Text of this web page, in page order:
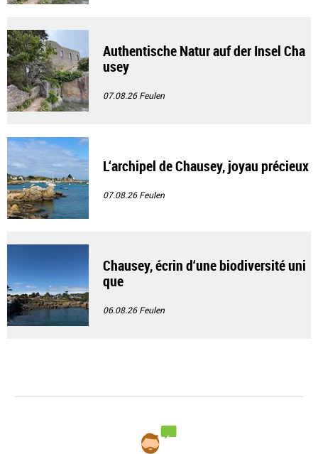
Authentische Natur auf der Insel Cha
usey
07.08.26Feulen
L‘archipel de Chausey, joyau précieux
07.08.26Feulen
Chausey, écrin d‘une biodiversité uni
que
06.08.26Feulen